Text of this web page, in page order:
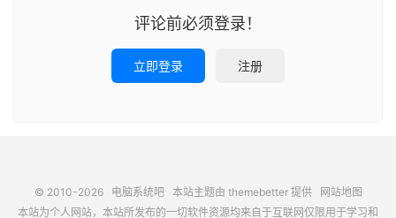
评论前必须登录！
立即登录 注册
© 2010-2026 电脑系统吧本站主题由 themebetter提供
网站地图
本站为个人网站，本站所发布的一切软件资源均来自于互联网仅限用于学习和